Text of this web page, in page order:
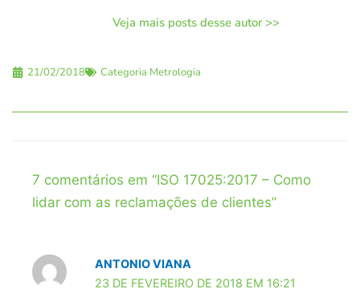
Veja mais posts desse autor >>
21/02/2018 Categoria Metrologia
7 comentários em “ISO 17025:2017 – Como
lidar com as reclamações de clientes”
ANTONIO VIANA
23 DE FEVEREIRO DE 2018 EM 16:21